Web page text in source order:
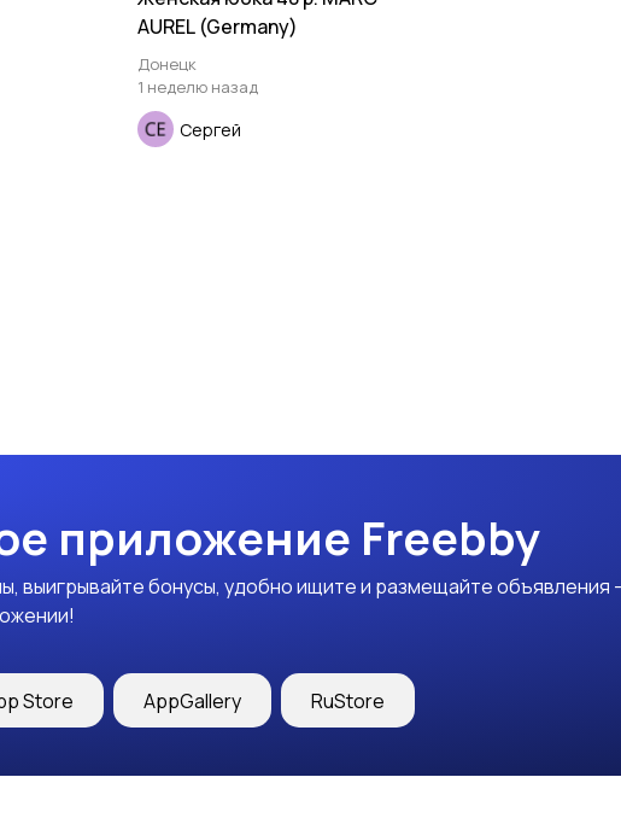
AUREL (Germany)
Донецк
1 неделю назад
Сергей
приложение Freebby
выигрывайте бонусы, удобно ищите и размещайте объявления
Store AppGallery RuStore